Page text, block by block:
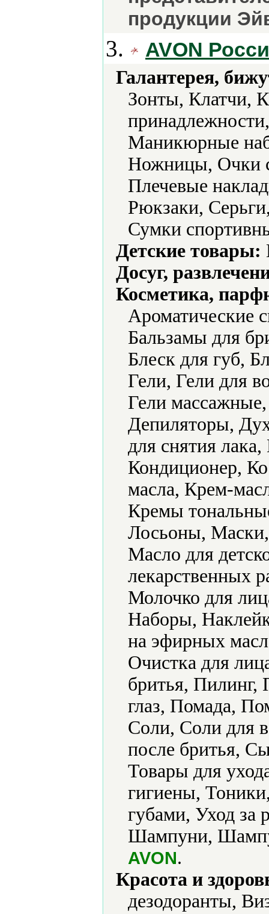
продукции
3. AVON
Галантерея,
Зонты, Клатчи,
Маникюрные
Ножницы, Очки
Плечевые
Рюкзаки,
Сумки
Детские товары:
Досуг,
Косметика,
Ароматические
Бальзамы для
Блеск для губ,
Гели, Гели для
Гели
Депиляторы,
для снятия
Кондиционер,
масла, Крем-
Кремы
Лосьоны,
Масло для
лекарственных
Молочко для
Наборы,
на эфирных
Очистка для
бритья, Пилинг,
глаз, Помада,
Соли, Соли для
после бритья,
Товары для
гигиены,
губами, Уход за
Шампуни,
AVON.
Красота и
дезодоранты,